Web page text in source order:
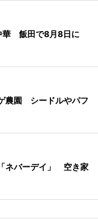
華 飯田で8月8日に
農園 シードルやパフ
ネバーデイ」 空き家